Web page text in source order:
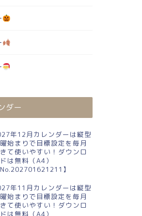
丸
い
2025年9月縦型の月曜始まり マ
リーゴールドイラストのおしゃ
れA4無料カレンダー(...
ダー
年12月カレンダーは縦型
始まりで目標設定を毎月
て使いやすい！ダウンロ
は無料（A4）
No.202701621211】
年11月カレンダーは縦型
始まりで目標設定を毎月
て使いやすい！ダウンロ
は無料（A4）